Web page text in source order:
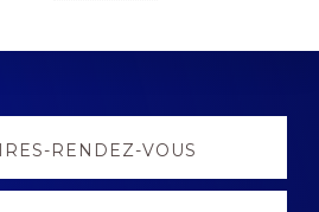
RENDEZ-VOUS